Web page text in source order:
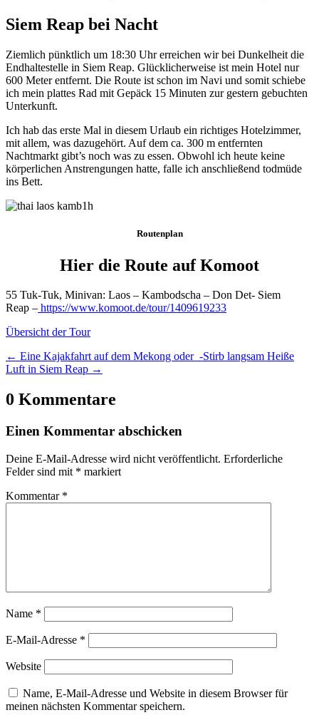
Siem Reap bei Nacht
Ziemlich pünktlich um 18:30 Uhr erreichen wir bei Dunkelheit die
Endhaltestelle in Siem Reap. Glücklicherweise ist mein Hotel nur
600 Meter entfernt. Die Route ist schon im Navi und somit schiebe
ich mein plattes Rad mit Gepäck 15 Minuten zur gestern gebuchten
Unterkunft.
Ich hab das erste Mal in diesem Urlaub ein richtiges Hotelzimmer,
mit allem, was dazugehört. Auf dem ca. 300 m entfernten
Nachtmarkt gibt’s noch was zu essen. Obwohl ich heute keine
körperlichen Anstrengungen hatte, falle ich anschließend todmüde
ins Bett.
Routenplan
Hier die Route auf Komoot
55 Tuk-Tuk, Minivan: Laos – Kambodscha – Don Det- Siem
Reap – https://www.komoot.de/tour/1409619233
Übersicht der Tour
← Eine Kajakfahrt auf dem Mekong oder -Stirb langsam Heiße
Luft in Siem Reap →
0 Kommentare
Einen Kommentar abschicken
Deine E-Mail-Adresse wird nicht veröffentlicht. Erforderliche
Felder sind mit * markiert
Kommentar *
Name *
E-Mail-Adresse *
Website
Name, E-Mail-Adresse und Website in diesem Browser für
meinen nächsten Kommentar speichern.